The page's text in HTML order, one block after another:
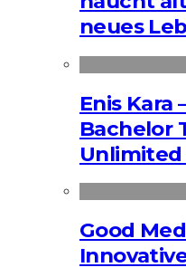
neues
Enis Kara
Bachelor
Unlimited
Good